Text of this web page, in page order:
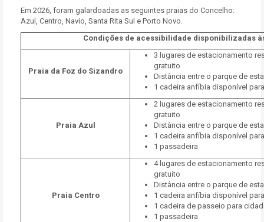
Em 2026, foram galardoadas as seguintes praias do Concelho:
Azul, Centro, Navio, Santa Rita Sul e Porto Novo.
Condições de acessibilidade disponibilizadas
Praia da Foz do Sizandro
3 lugares de estacionamento
gratuito
Distância entre o parque de
1 cadeira anfíbia disponível
Praia Azul
2 lugares de estacionamento
gratuito
Distância entre o parque de
1 cadeira anfíbia disponível
1 passadeira
Praia Centro
4 lugares de estacionamento
gratuito
Distância entre o parque de
1 cadeira anfíbia disponível
1 cadeira de passeio para
1 passadeira